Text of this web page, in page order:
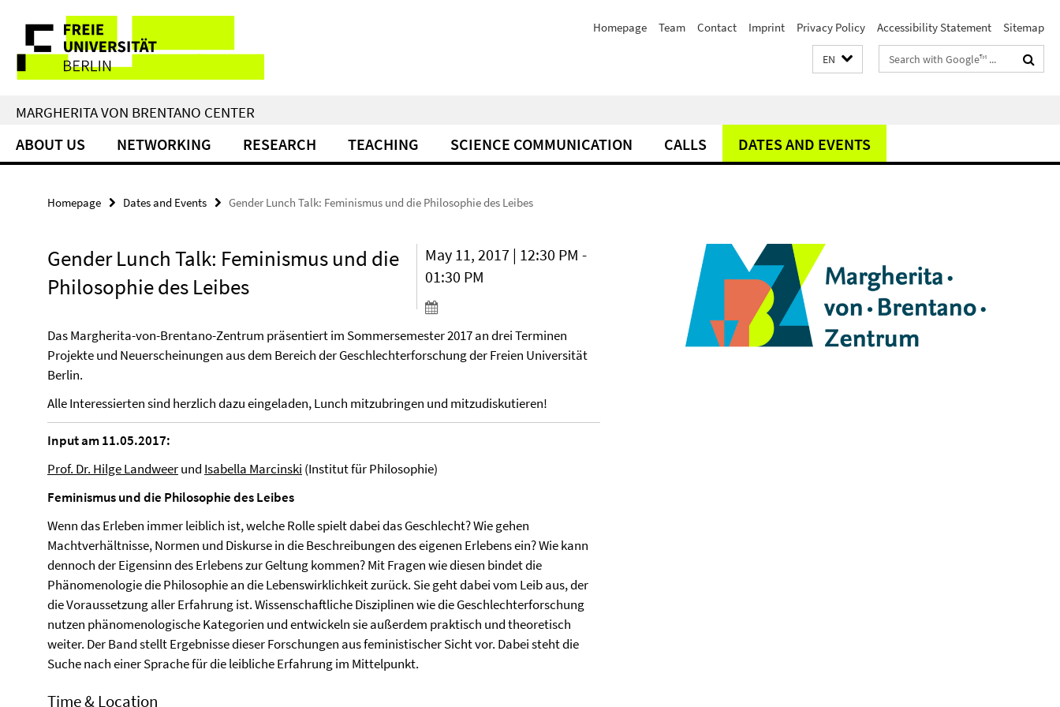
direkt
Inhalt
Service
Navigation
Homepage Team Contact Imprint Privacy Policy Accessibility Statement Sitemap
EN
Search
terms
MARGHERITA VON BRENTANO CENTER
ABOUT US NETWORKING RESEARCH TEACHING SCIENCE COMMUNICATION CALLS DATES AND EVENTS
Homepage Dates and Events Gender Lunch Talk: Feminismus und die Philosophie des Leibes
Gender Lunch Talk: Feminismus und die
Philosophie des Leibes
May 11, 2017 | 12:30 PM -
01:30 PM
Das Margherita-von-Brentano-Zentrum präsentiert im Sommersemester 2017 an drei Terminen
Projekte und Neuerscheinungen aus dem Bereich der Geschlechterforschung der Freien Universität
Berlin.
Alle Interessierten sind herzlich dazu eingeladen, Lunch mitzubringen und mitzudiskutieren!
Input am 11.05.2017:
Prof. Dr. Hilge Landweerund Isabella Marcinski (Institut für Philosophie)
Feminismus und die Philosophie des Leibes
Wenn das Erleben immer leiblich ist, welche Rolle spielt dabei das Geschlecht? Wie gehen
Machtverhältnisse, Normen und Diskurse in die Beschreibungen des eigenen Erlebens ein? Wie kann
dennoch der Eigensinn des Erlebens zur Geltung kommen? Mit Fragen wie diesen bindet die
Phänomenologie die Philosophie an die Lebenswirklichkeit zurück. Sie geht dabei vom Leib aus, der
die Voraussetzung aller Erfahrung ist. Wissenschaftliche Disziplinen wie die Geschlechterforschung
nutzen phänomenologische Kategorien und entwickeln sie außerdem praktisch und theoretisch
weiter. Der Band stellt Ergebnisse dieser Forschungen aus feministischer Sicht vor. Dabei steht die
Suche nach einer Sprache für die leibliche Erfahrung im Mittelpunkt.
Time & Location